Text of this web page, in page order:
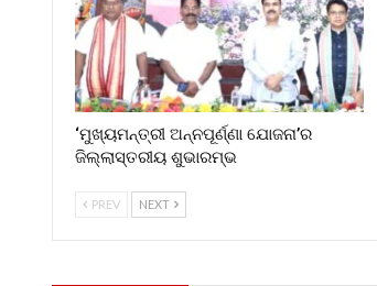
‘ମୁଖ୍ୟମନ୍ତ୍ରୀ ଅନ୍ନପୂର୍ଣ୍ଣା ଯୋଜନା’ର
ଜିଲ୍ଲାସ୍ତରୀୟ ଶୁଭାରମ୍ଭ
PREV NEXT